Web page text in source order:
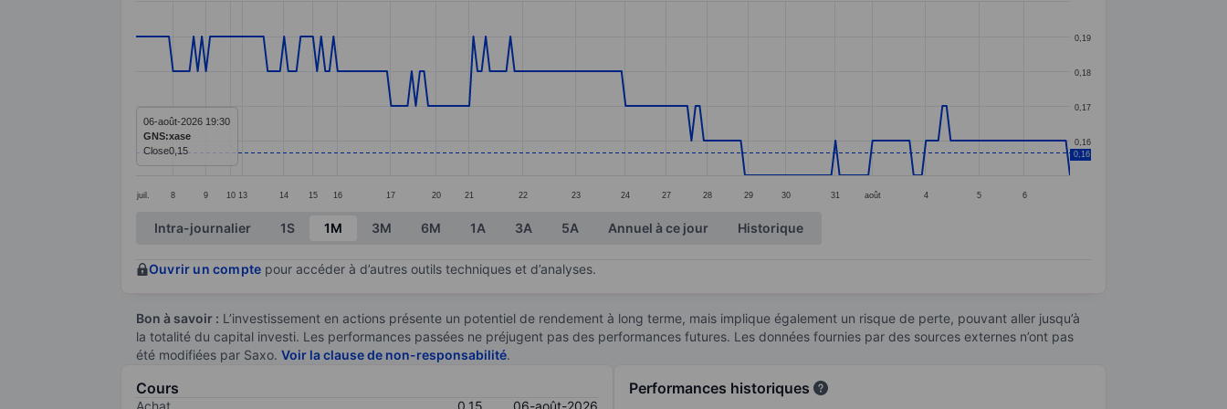
Line chart with 228 data points.
The chart has 1 X axis displaying categories.
The chart has 1 Y axis displaying values. Data ranges from 0.15 to 0.19.
juil. 8 9 10 13 14 15 16 17 20 21 22 23 24 27 28 29 30 31 août 4 5 6
0,16
0,17
0,18
0,19
0,16
06-août-2026 19:30
GNS:xase
Close0,15
End of interactive chart.
Intra-journalier 1S 1M 3M 6M 1A 3A 5A Annuel à ce jour Historique
Ouvrir un compte pour accéder à d’autres outils techniques et d’analyses.
Bon à savoir : L’investissement en actions présente un potentiel de rendement à long terme, mais implique également un risque de perte, pouvant aller jusqu’à
la totalité du capital investi. Les performances passées ne préjugent pas des performances futures. Les données fournies par des sources externes n’ont pas
été modifiées par Saxo. Voir la clause de non-responsabilité.
Cours
Achat 0,15 06-août-2026
Performances historiques